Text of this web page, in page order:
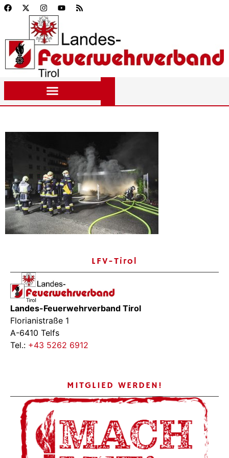
LFV-Tirol
Landes-Feuerwehrverband Tirol
Florianistraße 1
A-6410 Telfs
Tel.: +43 5262 6912
MITGLIED WERDEN!